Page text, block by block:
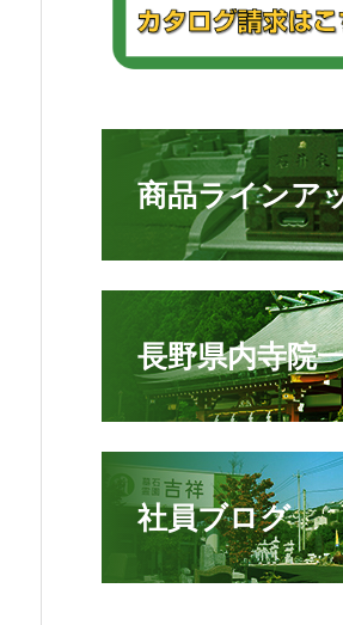
商品ラインア
長野県内寺院
社員ブログ